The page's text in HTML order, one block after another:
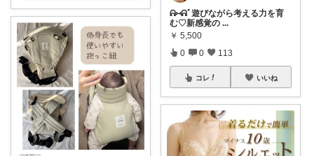
ᕱ⑅ᕱﾞ遊びながら考える力を育
む♡新感覚の ...
￥ 5,500
0 0 113
コレ いいね